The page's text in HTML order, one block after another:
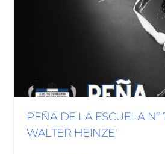
PEÑA DE LA ESCUELA Nº
WALTER HEINZE'